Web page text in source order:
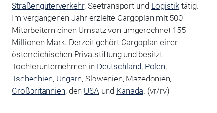
Straßengüterverkehr, Seetransport und Logistiktätig.
Im vergangenen Jahr erzielte Cargoplan mit 500
Mitarbeitern einen Umsatz von umgerechnet 155
Millionen Mark. Derzeit gehört Cargoplan einer
österreichischen Privatstiftung und besitzt
Tochterunternehmen in Deutschland, Polen,
Tschechien, Ungarn, Slowenien, Mazedonien,
Großbritannien, den USA und Kanada. (vr/rv)